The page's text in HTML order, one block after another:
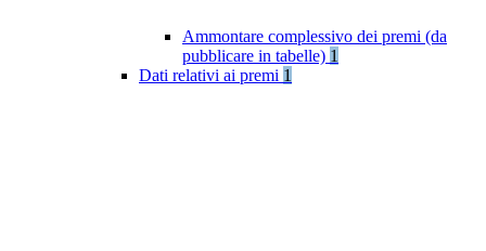
Ammontare complessivo dei premi (da
pubblicare in tabelle) 1
Dati relativi ai premi 1